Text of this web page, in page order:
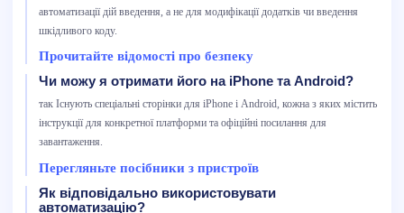
автоматизації дій введення, а не для модифікації додатків чи введення
шкідливого коду.
Прочитайте відомості про безпеку
Чи можу я отримати його на iPhone та Android?
так Існують спеціальні сторінки для iPhone і Android, кожна з яких містить
інструкції для конкретної платформи та офіційні посилання для
завантаження.
Перегляньте посібники з пристроїв
Як відповідально використовувати
автоматизацію?